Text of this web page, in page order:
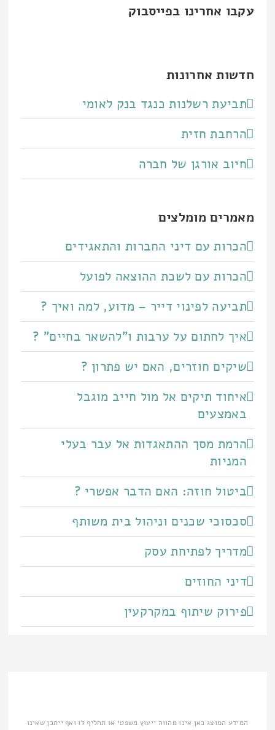
עקבו אחרינו בפייסבוק
חדשות אחרונות
תביעת רשלנות כנגד בנק לאומי
הרחבת חזית
חיוב אורגן של חברה
מאמרים מומלצים
הכרות עם דיני החברות והתאגידים
הכרות עם לשכת ההוצאה לפועל
תביעה לפינוי דייר – מדוע, למה ואיך ?
איך לחתום על ערבות ו"להשאר בחיים" ?
שיקים חוזרים, האם יש פתרון ?
איחוד תיקים אל מול חייב מוגבל
באמצעים
הרמת מסך ההתאגדות אל עבר בעלי
המניות
ביטול חוזה: האם הדבר אפשרי ?
סכסוכי שכנים וניהול בית משותף
מדריך לפתיחת עסק
דיני החוזים
פירוק שיתוף במקרקעין
המידע המוצג כאן אינו מהווה ייעוץ משפטי או תחליף לו ואף ייתכן שאינו